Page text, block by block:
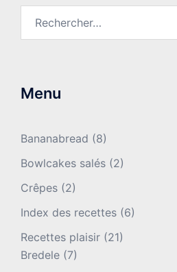
Menu
Bananabread (8)
Bowlcakes salés (2)
Crêpes (2)
Index des recettes (6)
Recettes plaisir (21)
Bredele (7)